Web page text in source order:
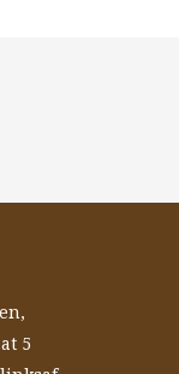
5